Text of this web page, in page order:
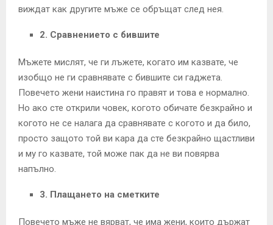
виждат как другите мъже се обръщат след нея.
2. Сравнението с бившите
Мъжете мислят, че ги лъжете, когато им казвате, че
изобщо не ги сравнявате с бившите си гаджета.
Повечето жени наистина го правят и това е нормално.
Но ако сте открили човек, когото обичате безкрайно и
когото не се налага да сравнявате с когото и да било,
просто защото той ви кара да сте безкрайно щастливи
и му го казвате, той може пак да не ви повярва
напълно.
3. Плащането на сметките
Повечето мъже не вярват, че има жени, които държат